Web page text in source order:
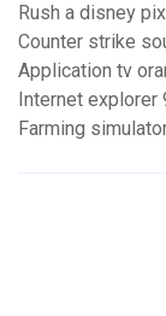
Rush a disney
Counter strike
Application tv
Internet
Farming